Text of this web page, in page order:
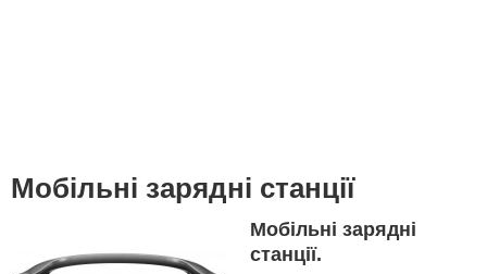
Мобільні зарядні станції
Мобільні зарядні
станції.